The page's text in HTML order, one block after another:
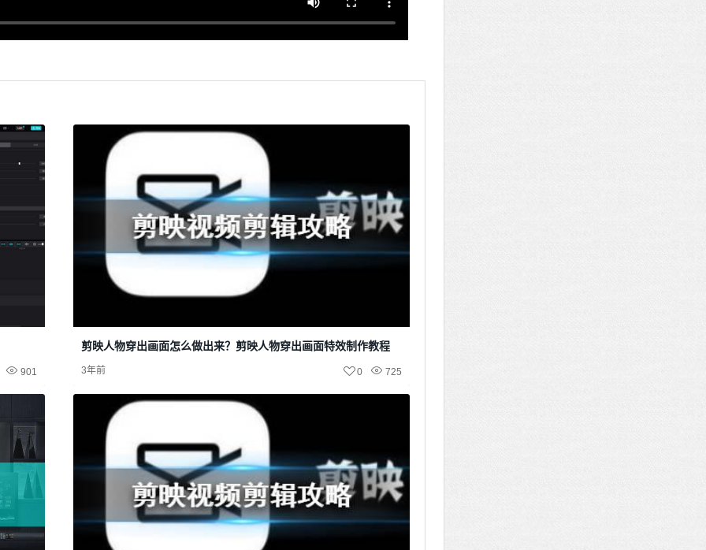
901
剪映人物穿出画面怎么做出来？剪映人物穿出画面特效制作教程
3年前 725
0